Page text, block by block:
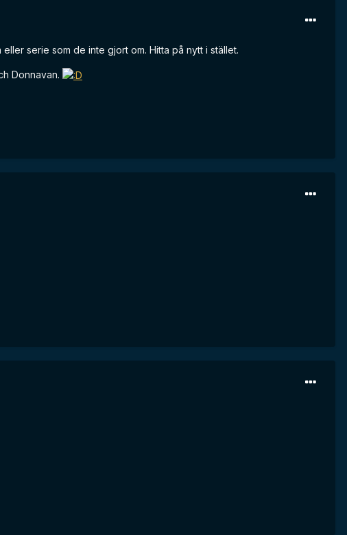
serie som de inte gjort om. Hitta på nytt i stället.
Donnavan.